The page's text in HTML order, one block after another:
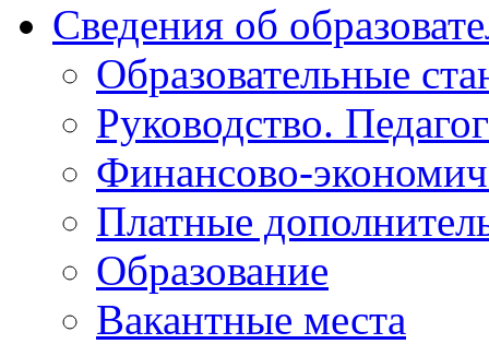
Сведения об
Образовательные
Руководство.
Финансово-
Платные
Образование
Вакантные места